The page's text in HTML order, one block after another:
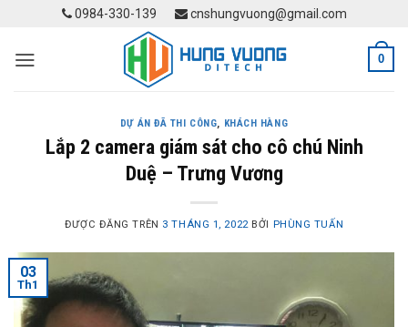
content
0984-330-139 cnshungvuong@gmail.com
0
DỰ ÁN ĐÃ THI CÔNG, KHÁCH HÀNG
Lắp 2 camera giám sát cho cô chú Ninh
Duệ – Trưng Vương
ĐƯỢC ĐĂNG TRÊN 3 THÁNG 1, 2022 BỞI PHÙNG TUẤN
03
Th1